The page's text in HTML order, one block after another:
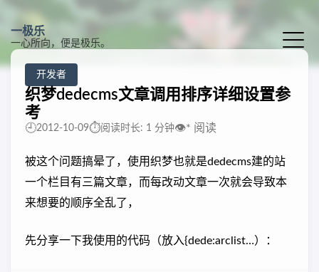
一极乐
一心所向，便是极乐。
开发者
织梦dedecms文章调用排序详细设置参
考
🕘2012-10-09⏱️阅读时长: 1 分钟👁️* 阅读
被这个问题搞晕了，使用织梦也就是dedecms建的站
一个栏目有三篇文章，而每改动文章一次就会导致本
来想要的顺序全乱了，
先分享一下我使用的代码（放入{dede:arclist…）：